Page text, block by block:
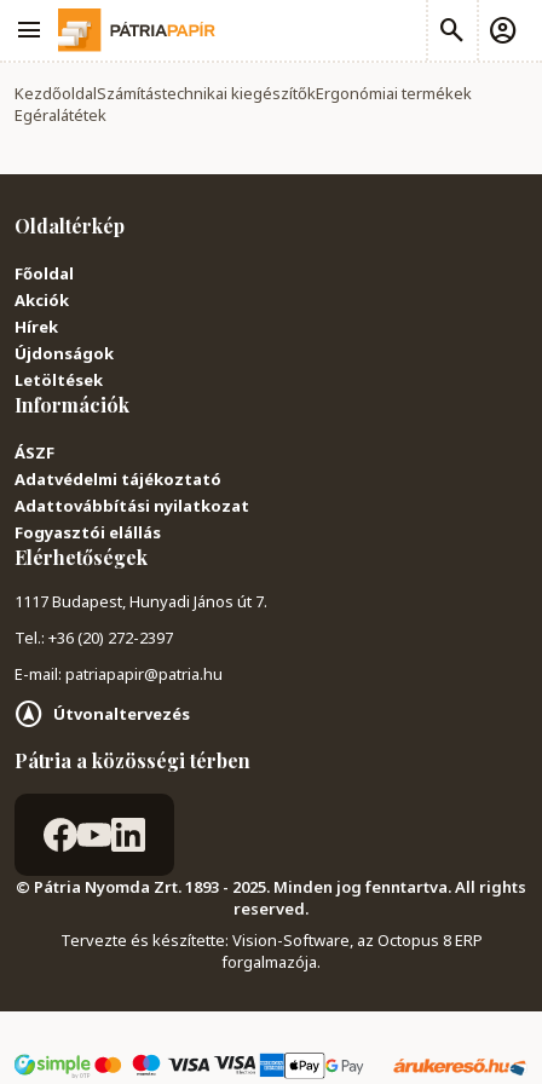
KezdőoldalSzámítástechnikai kiegészítőkErgonómiai termékek
Egéralátétek
Oldaltérkép
Főoldal
Akciók
Hírek
Újdonságok
Letöltések
Információk
ÁSZF
Adatvédelmi tájékoztató
Adattovábbítási nyilatkozat
Fogyasztói elállás
Elérhetőségek
1117 Budapest, Hunyadi János út 7.
Tel.: +36 (20) 272-2397
E-mail: patriapapir@patria.hu
Útvonaltervezés
Pátria a közösségi térben
© Pátria Nyomda Zrt. 1893 - 2025. Minden jog fenntartva. All rights
reserved.
Tervezte és készítette: Vision-Software, az Octopus 8 ERP
forgalmazója.